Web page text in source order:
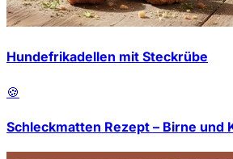
Hundefrikadellen mit Steckrübe
🍪
Schleckmatten Rezept – Birne und